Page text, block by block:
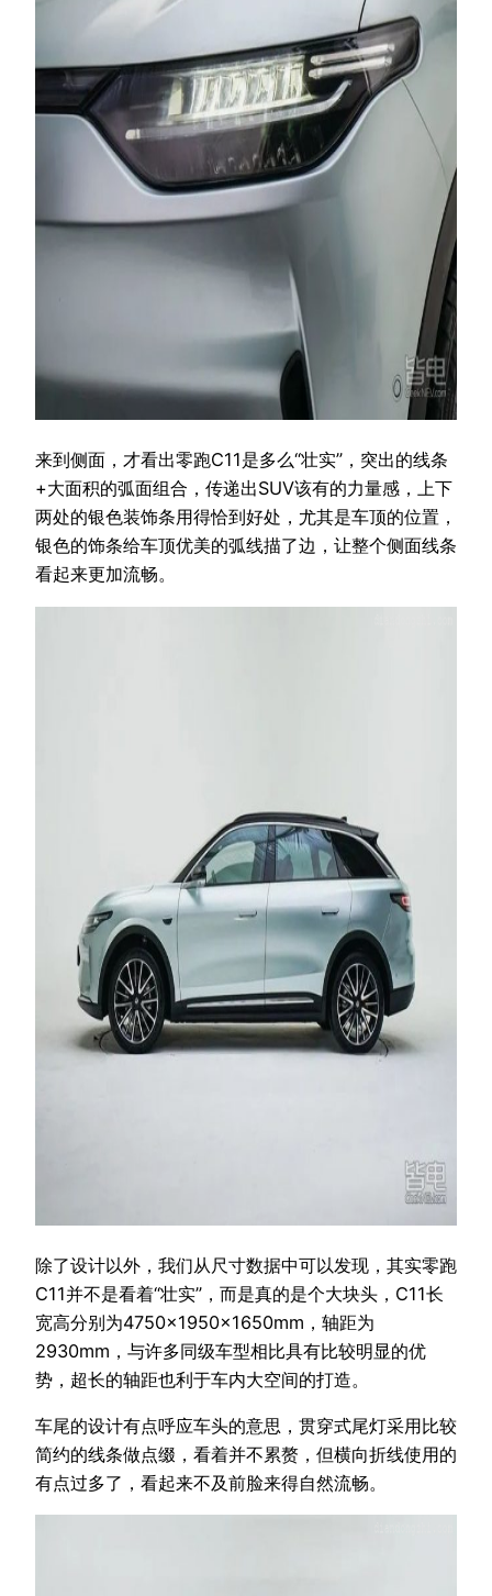
来到侧面，才看出零跑C11是多么“壮实”，突出的线条
+大面积的弧面组合，传递出SUV该有的力量感，上下
两处的银色装饰条用得恰到好处，尤其是车顶的位置，
银色的饰条给车顶优美的弧线描了边，让整个侧面线条
看起来更加流畅。
除了设计以外，我们从尺寸数据中可以发现，其实零跑
C11并不是看着“壮实”，而是真的是个大块头，C11长
宽高分别为4750×1950×1650mm，轴距为
2930mm，与许多同级车型相比具有比较明显的优
势，超长的轴距也利于车内大空间的打造。
车尾的设计有点呼应车头的意思，贯穿式尾灯采用比较
简约的线条做点缀，看着并不累赘，但横向折线使用的
有点过多了，看起来不及前脸来得自然流畅。